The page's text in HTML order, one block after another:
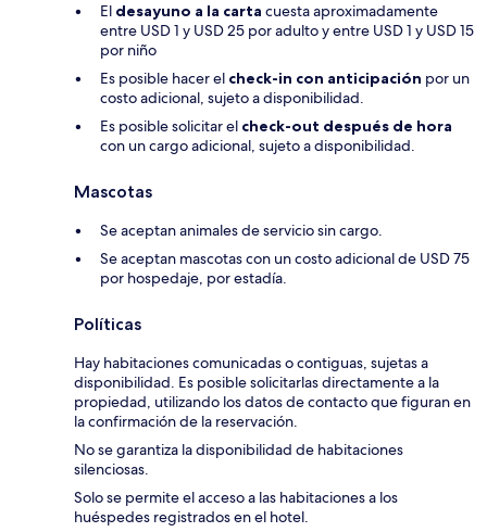
El desayuno a la carta cuesta aproximadamente
entre USD 1 y USD 25 por adulto y entre USD 1 y USD 15
por niño
Es posible hacer el check-in con anticipación por un
costo adicional, sujeto a disponibilidad.
Es posible solicitar el check-out después de hora
con un cargo adicional, sujeto a disponibilidad.
Mascotas
Se aceptan animales de servicio sin cargo.
Se aceptan mascotas con un costo adicional de USD 75
por hospedaje, por estadía.
Políticas
Hay habitaciones comunicadas o contiguas, sujetas a
disponibilidad. Es posible solicitarlas directamente a la
propiedad, utilizando los datos de contacto que figuran en
la confirmación de la reservación.
No se garantiza la disponibilidad de habitaciones
silenciosas.
Solo se permite el acceso a las habitaciones a los
huéspedes registrados en el hotel.